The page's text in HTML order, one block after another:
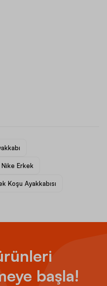
Nike Erkek
Koşu Ayakkabısı
başla!